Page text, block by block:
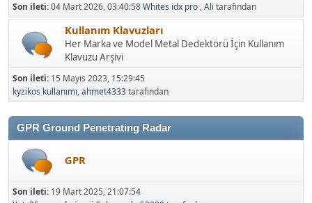
Son ileti:04 Mart 2026, 03:40:58Whites idx pro ,Ali tarafından
Kullanım Klavuzları
Her Marka ve Model Metal Dedektörü İçin Kullanım
Klavuzu Arşivi
Son ileti: 15 Mayıs 2023, 15:29:45
kyzikos kullanımı,ahmet4333tarafından
GPR Ground Penetrating Radar
GPR
Son ileti: 19 Mart 2025, 21:07:54